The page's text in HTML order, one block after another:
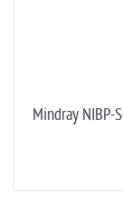
Mindray NIBP-